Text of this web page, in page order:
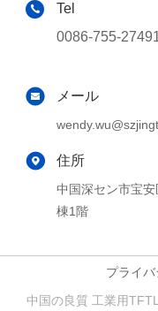
Tel
0086-755-
メール
住所
中国深セン市宝
棟1階
プライ
中国の良質 工業用